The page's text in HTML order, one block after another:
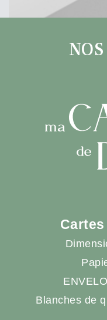
Blanches de